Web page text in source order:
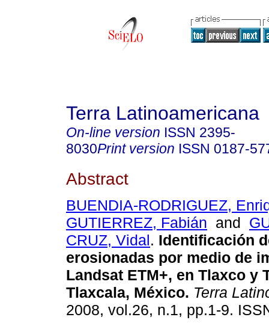
Terra Latinoamericana
On-line version ISSN 2395-
8030Print version ISSN 0187-
Abstract
BUENDIA-RODRIGUEZ,
GUTIERREZ, Fabián and
CRUZ, Vidal. Identificación
erosionadas por medio de
Landsat ETM+, en Tlaxco y
Tlaxcala, México. Terra
2008, vol.26, n.1, pp.1-9.